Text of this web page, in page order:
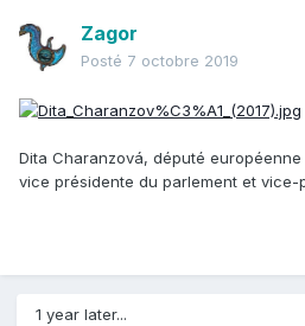
Zagor
Posté 7 octobre 2019
Dita Charanzová, député européenne
vice présidente du parlement et vice-
1 year later...